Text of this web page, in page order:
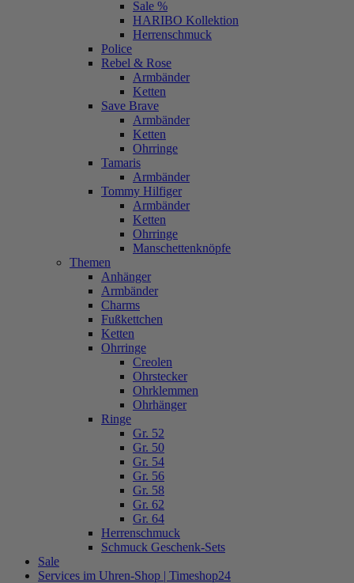
Sale %
HARIBO Kollektion
Herrenschmuck
Police
Rebel & Rose
Armbänder
Ketten
Save Brave
Armbänder
Ketten
Ohrringe
Tamaris
Armbänder
Tommy Hilfiger
Armbänder
Ketten
Ohrringe
Manschettenknöpfe
Themen
Anhänger
Armbänder
Charms
Fußkettchen
Ketten
Ohrringe
Creolen
Ohrstecker
Ohrklemmen
Ohrhänger
Ringe
Gr. 52
Gr. 50
Gr. 54
Gr. 56
Gr. 58
Gr. 62
Gr. 64
Herrenschmuck
Schmuck Geschenk-Sets
Sale
Services im Uhren-Shop | Timeshop24